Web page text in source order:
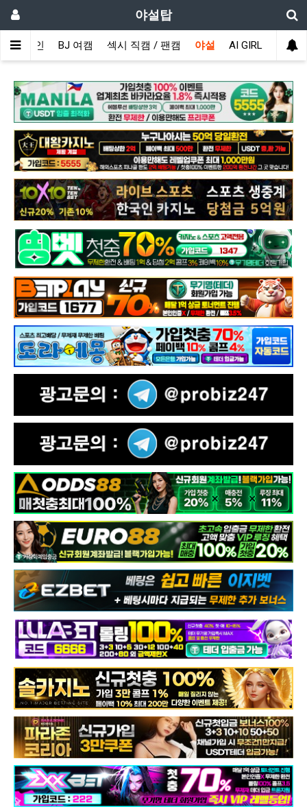
야설탑
메인 BJ 여캠 섹시 직캠 / 팬캠 야설 AI GIRL